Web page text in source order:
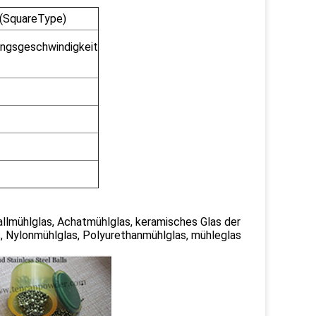
Achatmühlglas, keramisches Glas der
Polyurethanmühlglas, mühleglas